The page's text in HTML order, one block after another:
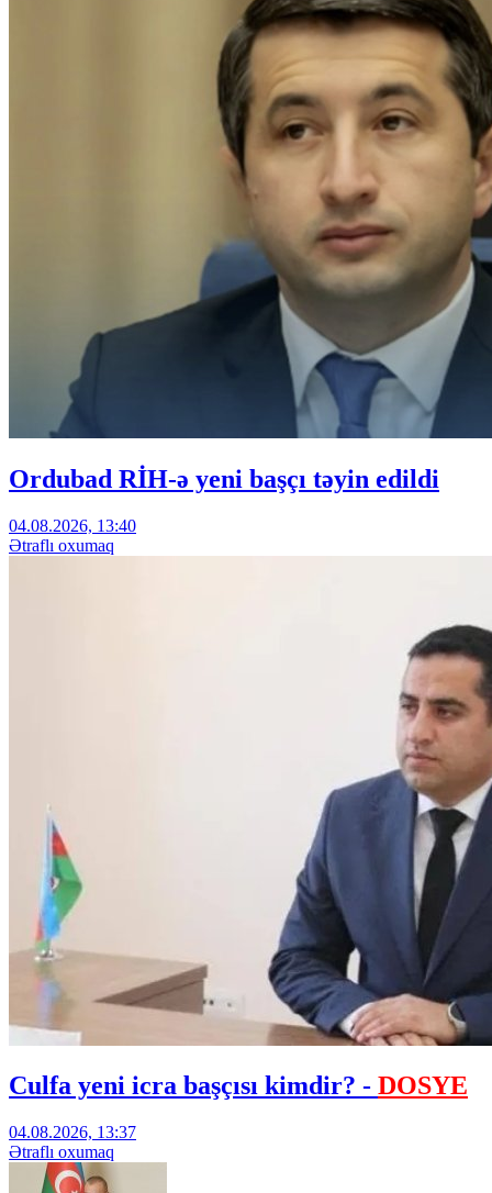
Ordubad RİH-ə yeni başçı təyin edildi
04.08.2026, 13:40
Ətraflı oxumaq
Culfa yeni icra başçısı kimdir? - DOSYE
04.08.2026, 13:37
Ətraflı oxumaq